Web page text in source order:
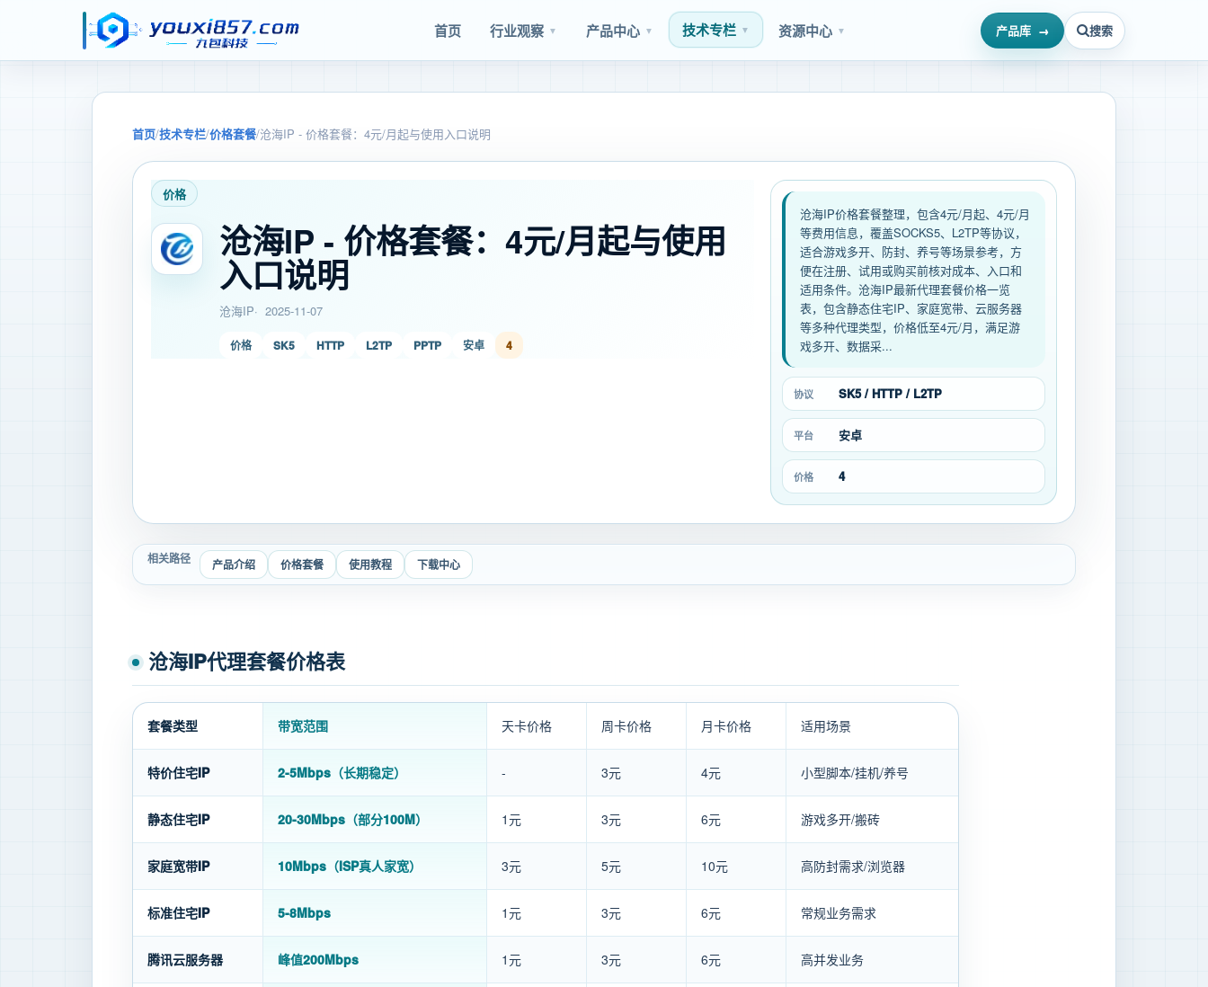
首页 行业观察 ▼ 产品中心 ▼ 技术专栏 ▼ 资源中心 ▼ 产品库 搜索
首页/技术专栏/价格套餐/沧海IP - 价格套餐：4元/月起与使用入口说明
价格
沧海IP - 价格套餐：4元/月起与使用
入口说明
沧海IP 2025-11-07
价格 SK5 HTTP L2TP PPTP 安卓 4
沧海IP价格套餐整理，包含4元/月起、4元/月
等费用信息，覆盖SOCKS5、L2TP等协议，
适合游戏多开、防封、养号等场景参考，方
便在注册、试用或购买前核对成本、入口和
适用条件。沧海IP最新代理套餐价格一览
表，包含静态住宅IP、家庭宽带、云服务器
等多种代理类型，价格低至4元/月，满足游
戏多开、数据采...
协议 SK5 / HTTP / L2TP
平台 安卓
价格 4
相关路径 产品介绍 价格套餐 使用教程 下载中心
沧海IP代理套餐价格表
套餐类型 带宽范围 天卡价格 周卡价格 月卡价格 适用场景
特价住宅IP 2-5Mbps（长期稳定） - 3元 4元 小型脚本/挂机/养号
静态住宅IP 20-30Mbps（部分100M） 1元 3元 6元 游戏多开/搬砖
家庭宽带IP 10Mbps（ISP真人家宽） 3元 5元 10元 高防封需求/浏览器
标准住宅IP 5-8Mbps 1元 3元 6元 常规业务需求
腾讯云服务器 峰值200Mbps 1元 3元 6元 高并发业务